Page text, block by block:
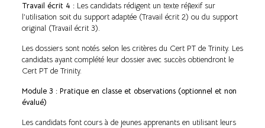
Travail écrit 4 : Les candidats rédigent un texte réflexif sur
l’utilisation soit du support adaptée (Travail écrit 2) ou du support
original (Travail écrit 3).
Les dossiers sont notés selon les critères du Cert PT de Trinity. Les
candidats ayant complété leur dossier avec succès obtiendront le
Cert PT de Trinity.
Module 3 : Pratique en classe et observations (optionnel et non
évalué)
Les candidats font cours à de jeunes apprenants en utilisant leurs